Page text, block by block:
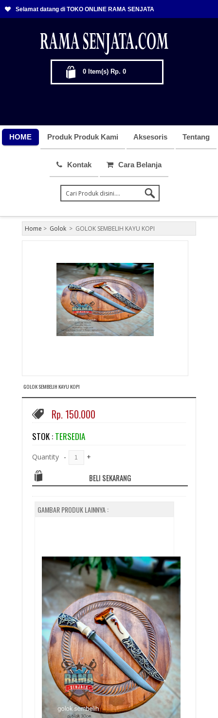
Selamat datang di TOKO ONLINE RAMA SENJATA
0 Item(s) Rp. 0
HOME Produk Produk Kami Aksesoris Tentang
Kontak Cara Belanja
Home > Golok > GOLOK SEMBELIH KAYU KOPI
GOLOK SEMBELIH KAYU KOPI
Rp. 150.000
STOK : TERSEDIA
Quantity - +
BELI SEKARANG
GAMBAR PRODUK LAINNYA :